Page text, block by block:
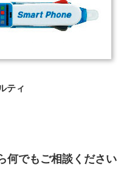
ティ
何でもご相談ください